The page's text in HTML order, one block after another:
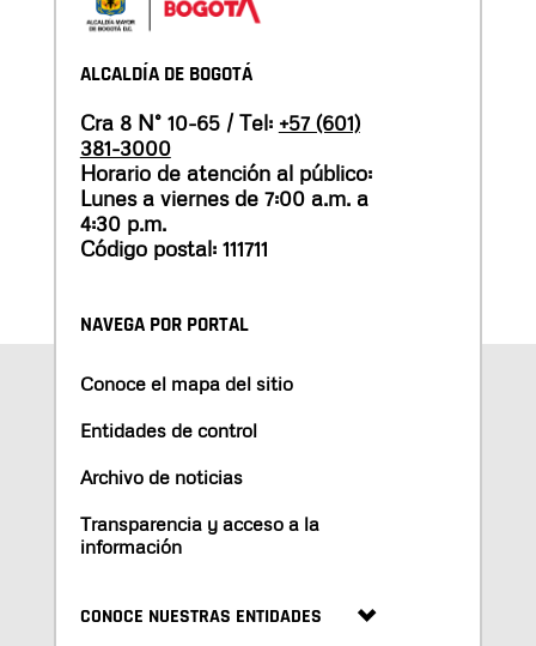
ALCALDÍA DE BOGOTÁ
Cra 8 N° 10-65 / Tel: +57 (601)
381-3000
Horario de atención al público:
Lunes a viernes de 7:00 a.m. a
4:30 p.m.
Código postal: 111711
NAVEGA POR PORTAL
Conoce el mapa del sitio
Entidades de control
Archivo de noticias
Transparencia y acceso a la
información
CONOCE NUESTRAS ENTIDADES